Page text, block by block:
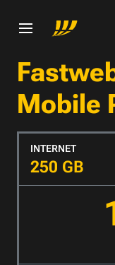
Mobile
INTERNET
250 GB